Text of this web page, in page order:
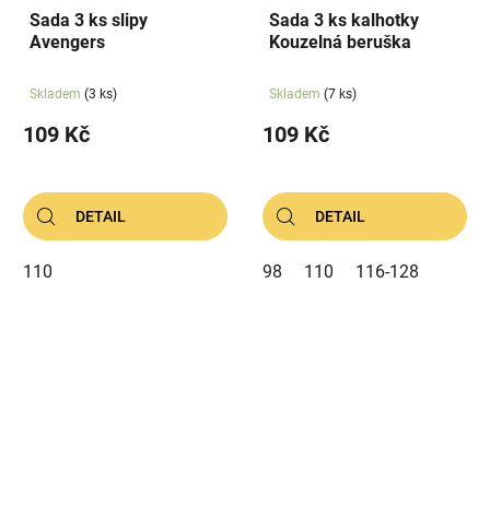
Sada 3 ks slipy
Avengers
Skladem (3 ks)
109 Kč
DETAIL
110
Sada 3 ks kalhotky
Kouzelná beruška
Skladem (7 ks)
109 Kč
DETAIL
98 110 116-128